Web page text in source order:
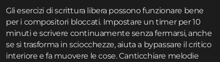
Gli esercizi di scrittura libera possono funzionare bene
per i compositori bloccati. Impostare un timer per 10
minuti e scrivere continuamente senza fermarsi, anche
se si trasforma in sciocchezze, aiuta a bypassare il critico
interiore e fa muovere le cose. Canticchiare melodie